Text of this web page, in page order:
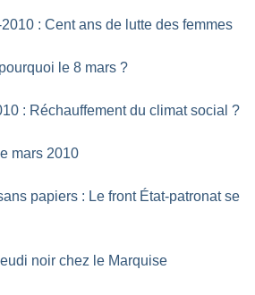
: Cent ans de lutte des femmes
le 8 mars ?
: Réchauffement du climat social ?
mars 2010
papiers : Le front État-patronat se
noir chez le Marquise